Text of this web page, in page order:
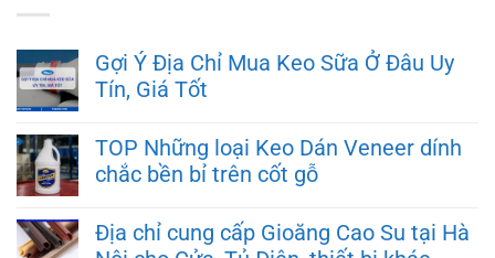
Gợi Ý Địa Chỉ Mua Keo Sữa Ở Đâu Uy
Tín, Giá Tốt
TOP Những loại Keo Dán Veneer dính
chắc bền bỉ trên cốt gỗ
Địa chỉ cung cấp Gioăng Cao Su tại Hà